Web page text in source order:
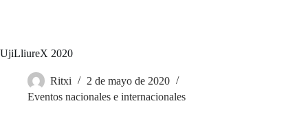
UjiLliureX 2020
Ritxi
2 de mayo de 2020
Eventos nacionales e internacionales